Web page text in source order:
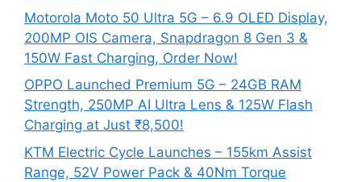
Motorola Moto 50 Ultra 5G – 6.9 OLED Display,
200MP OIS Camera, Snapdragon 8 Gen 3 &
150W Fast Charging, Order Now!
OPPO Launched Premium 5G – 24GB RAM
Strength, 250MP AI Ultra Lens & 125W Flash
Charging at Just ₹8,500!
KTM Electric Cycle Launches – 155km Assist
Range, 52V Power Pack & 40Nm Torque